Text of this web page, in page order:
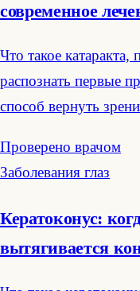
современное
Что такое
распознать первые
способ вернуть
Проверено врачом
Заболевания глаз
Кератоконус:
вытягивается